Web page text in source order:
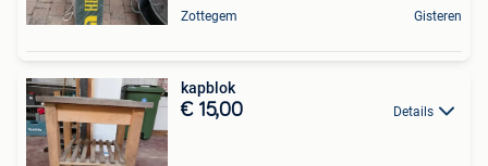
Zottegem Gisteren
kapblok
€ 15,00 Details